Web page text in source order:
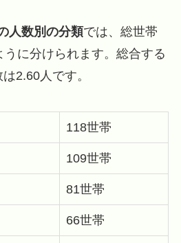
人数別の分類では、総世帯
に分けられます。総合する
2.60人です。
118世帯
109世帯
81世帯
66世帯